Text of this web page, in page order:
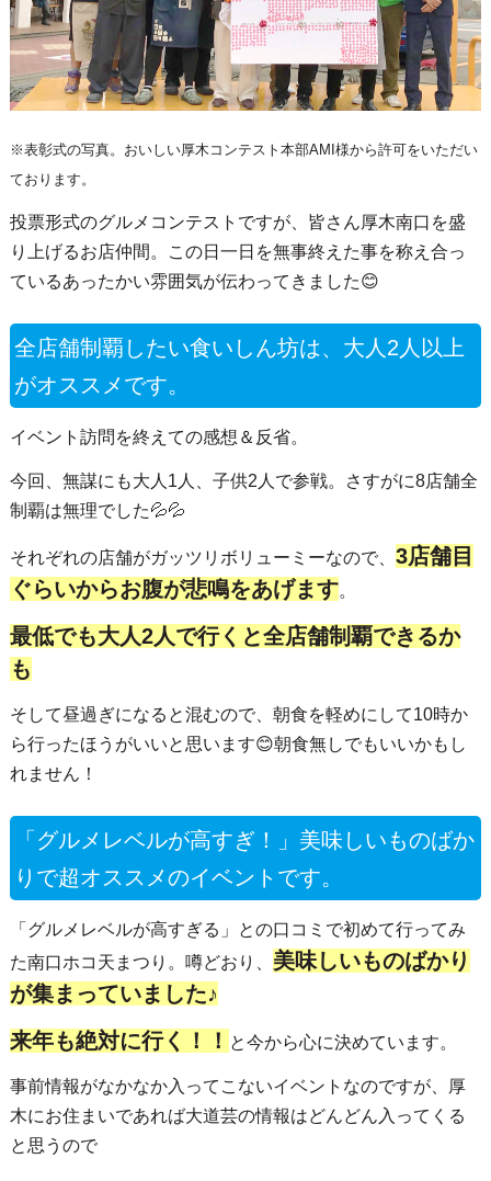
※表彰式の写真。おいしい厚木コンテスト本部AMI様から許可をいただい
ております。
投票形式のグルメコンテストですが、皆さん厚木南口を盛
り上げるお店仲間。この日一日を無事終えた事を称え合っ
ているあったかい雰囲気が伝わってきました😊
全店舗制覇したい食いしん坊は、大人2人以上
がオススメです。
イベント訪問を終えての感想＆反省。
今回、無謀にも大人1人、子供2人で参戦。さすがに8店舗全
制覇は無理でした💦💦
それぞれの店舗がガッツリボリューミーなので、 3店舗目
ぐらいからお腹が悲鳴をあげます。
最低でも大人2人で行くと全店舗制覇できるか
も
そして昼過ぎになると混むので、朝食を軽めにして10時か
ら行ったほうがいいと思います😊朝食無しでもいいかもし
れません！
「グルメレベルが高すぎ！」美味しいものばか
りで超オススメのイベントです。
「グルメレベルが高すぎる」との口コミで初めて行ってみ
た南口ホコ天まつり。噂どおり、 美味しいものばかり
が集まっていました♪
来年も絶対に行く！！ と今から心に決めています。
事前情報がなかなか入ってこないイベントなのですが、厚
木にお住まいであれば大道芸の情報はどんどん入ってくる
と思うので